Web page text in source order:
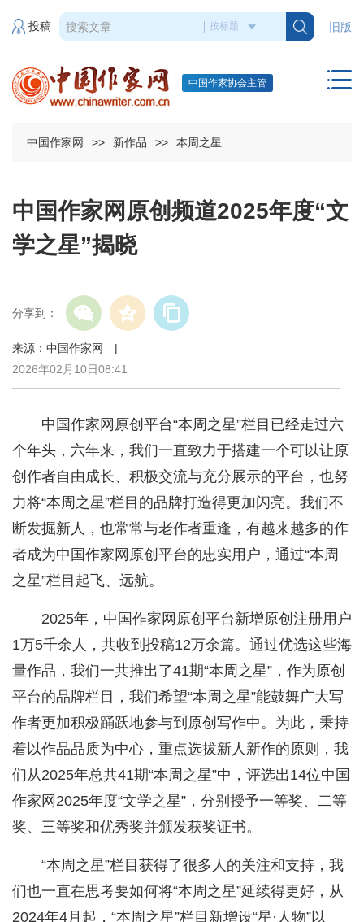
旧版
投稿
中国作家协会主管
中国作家网 >> 新作品 >> 本周之星
中国作家网原创频道2025年度“文
学之星”揭晓
分享到：
来源：中国作家网 |
2026年02月10日08:41
中国作家网原创平台“本周之星”栏目已经走过六
个年头，六年来，我们一直致力于搭建一个可以让原
创作者自由成长、积极交流与充分展示的平台，也努
力将“本周之星”栏目的品牌打造得更加闪亮。我们不
断发掘新人，也常常与老作者重逢，有越来越多的作
者成为中国作家网原创平台的忠实用户，通过“本周
之星”栏目起飞、远航。
2025年，中国作家网原创平台新增原创注册用户
1万5千余人，共收到投稿12万余篇。通过优选这些海
量作品，我们一共推出了41期“本周之星”，作为原创
平台的品牌栏目，我们希望“本周之星”能鼓舞广大写
作者更加积极踊跃地参与到原创写作中。为此，秉持
着以作品品质为中心，重点选拔新人新作的原则，我
们从2025年总共41期“本周之星”中，评选出14位中国
作家网2025年度“文学之星”，分别授予一等奖、二等
奖、三等奖和优秀奖并颁发获奖证书。
“本周之星”栏目获得了很多人的关注和支持，我
们也一直在思考要如何将“本周之星”延续得更好，从
2024年4月起，“本周之星”栏目新增设“星·人物”以